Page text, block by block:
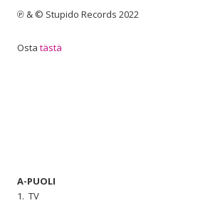
℗ & © Stupido Records 2022
Osta tästä
A-PUOLI
1. TV